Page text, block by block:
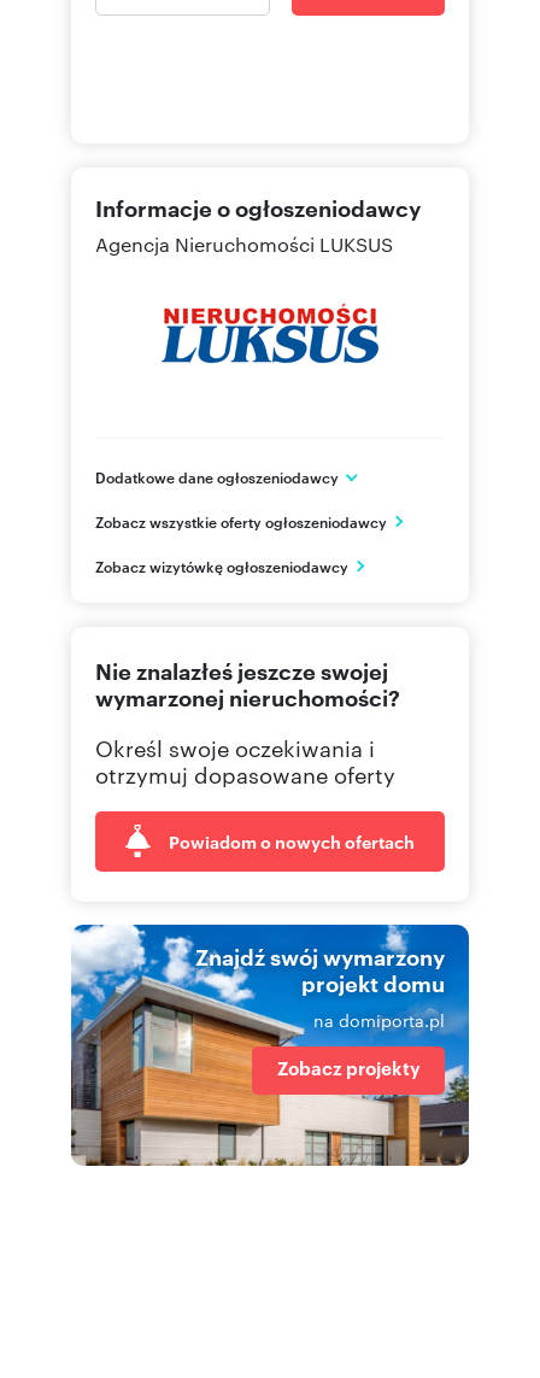
Informacje o ogłoszeniodawcy
Agencja Nieruchomości LUKSUS
Dodatkowe dane ogłoszeniodawcy
Piaseczno
PL
22 750 Pokaż telefon
Zobacz wszystkie oferty ogłoszeniodawcy
Zobacz wizytówkę ogłoszeniodawcy
Nie znalazłeś jeszcze swojej
wymarzonej nieruchomości?
Określ swoje oczekiwania i
otrzymuj dopasowane oferty
Powiadom o nowych ofertach
Znajdź swój wymarzony
projekt domu
na domiporta.pl
Zobacz projekty